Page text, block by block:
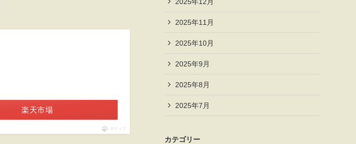
楽天市場
ポチップ
2025年11月
2025年10月
2025年9月
2025年8月
2025年7月
カテゴリー